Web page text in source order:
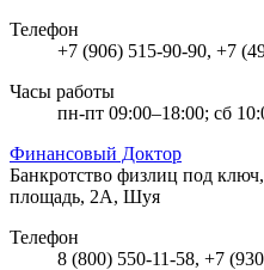
Телефон
+7 (906) 515-90-90, +7
Часы работы
пн-пт 09:00–18:00; сб
Финансовый Доктор
Банкротство физлиц под
площадь, 2А, Шуя
Телефон
8 (800) 550-11-58, +7